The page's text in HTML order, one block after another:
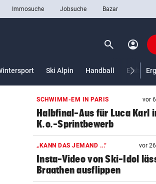
Immosuche Jobsuche Bazar
aufklappen search Suchen
account_circle
Ski Alpin Handball
SCHWIMM-EM IN PARIS vor
Halbfinal-Aus für Luca Karl
K.o.-Sprintbewerb
„KANN DAS JEMAND ...“ vor
Insta-Video von Ski-Idol
Braathen ausflippen